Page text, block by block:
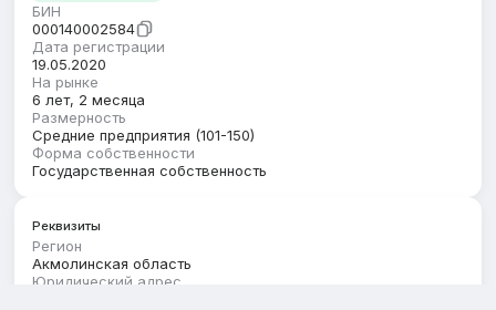
БИН
000140002584
Дата регистрации
19.05.2020
На рынке
6 лет, 2 месяца
Размерность
Средние предприятия (101-150)
Форма собственности
Государственная собственность
Реквизиты
Регион
Акмолинская область
Юридический адрес